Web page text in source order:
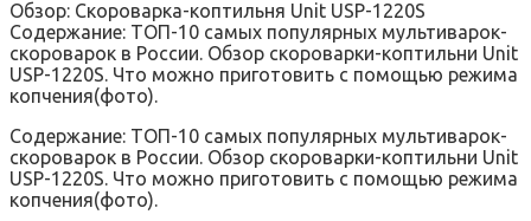
Обзор: Скороварка-коптильня Unit USP-1220S
Содержание: ТОП-10 самых популярных мультиварок-
скороварок в России. Обзор скороварки-коптильни Unit
USP-1220S. Что можно приготовить с помощью режима
копчения(фото).
Содержание: ТОП-10 самых популярных мультиварок-
скороварок в России. Обзор скороварки-коптильни Unit
USP-1220S. Что можно приготовить с помощью режима
копчения(фото).